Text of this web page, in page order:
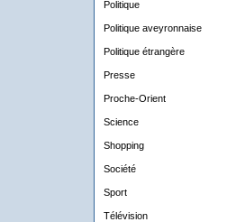
Politique
Politique aveyronnaise
Politique étrangère
Presse
Proche-Orient
Science
Shopping
Société
Sport
Télévision